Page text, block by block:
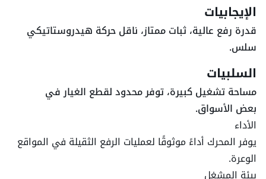
الإيجابيات
قدرة رفع عالية، ثبات ممتاز، ناقل حركة هيدروستاتيكي
سلس.
السلبيات
مساحة تشغيل كبيرة، توفر محدود لقطع الغيار في
بعض الأسواق.
الأداء
يوفر المحرك أداءً موثوقًا لعمليات الرفع الثقيلة في المواقع
الوعرة.
بيئة المشغل